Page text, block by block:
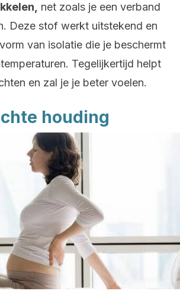
net zoals je een verband
Deze stof werkt uitstekend en
van isolatie die je beschermt
Tegelijkertijd helpt
en zal je je beter voelen.
houding